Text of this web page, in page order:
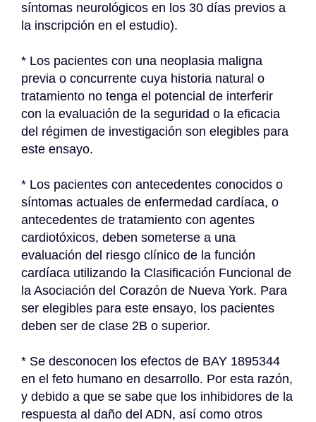
síntomas neurológicos en los 30 días previos a
la inscripción en el estudio).
* Los pacientes con una neoplasia maligna
previa o concurrente cuya historia natural o
tratamiento no tenga el potencial de interferir
con la evaluación de la seguridad o la eficacia
del régimen de investigación son elegibles para
este ensayo.
* Los pacientes con antecedentes conocidos o
síntomas actuales de enfermedad cardíaca, o
antecedentes de tratamiento con agentes
cardiotóxicos, deben someterse a una
evaluación del riesgo clínico de la función
cardíaca utilizando la Clasificación Funcional de
la Asociación del Corazón de Nueva York. Para
ser elegibles para este ensayo, los pacientes
deben ser de clase 2B o superior.
* Se desconocen los efectos de BAY 1895344
en el feto humano en desarrollo. Por esta razón,
y debido a que se sabe que los inhibidores de la
respuesta al daño del ADN, así como otros